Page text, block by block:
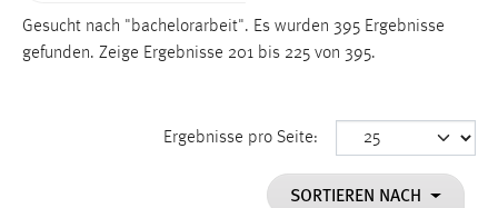
Gesucht nach "bachelorarbeit". Es wurden 395 Ergebnisse
gefunden. Zeige Ergebnisse 201 bis 225 von 395.
Ergebnisse pro Seite:
SORTIEREN NACH
Name:
Dieser Cookie speichert die ausgewählten Einverständnis-